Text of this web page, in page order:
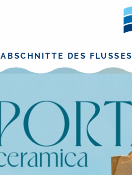
ABSCHNITTE DES FLUSSES